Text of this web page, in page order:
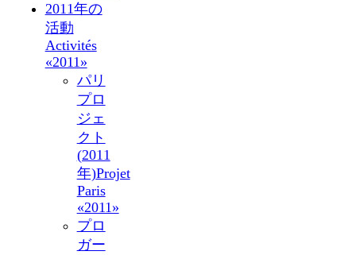
2011年の
活動
Activités
«2011»
パリ
プロ
ジェ
クト
(2011
年)Projet
Paris
«2011»
プロ
ガー